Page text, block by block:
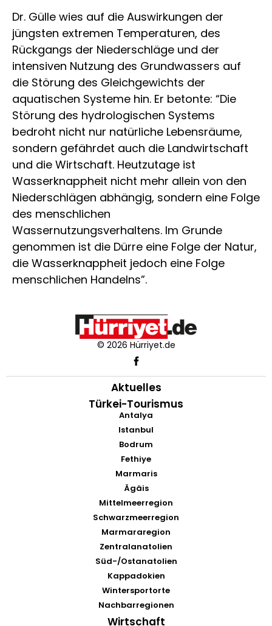
Dr. Gülle wies auf die Auswirkungen der
jüngsten extremen Temperaturen, des
Rückgangs der Niederschläge und der
intensiven Nutzung des Grundwassers auf
die Störung des Gleichgewichts der
aquatischen Systeme hin. Er betonte: “Die
Störung des hydrologischen Systems
bedroht nicht nur natürliche Lebensräume,
sondern gefährdet auch die Landwirtschaft
und die Wirtschaft. Heutzutage ist
Wasserknappheit nicht mehr allein von den
Niederschlägen abhängig, sondern eine Folge
des menschlichen
Wassernutzungsverhaltens. Im Grunde
genommen ist die Dürre eine Folge der Natur,
die Wasserknappheit jedoch eine Folge
menschlichen Handelns”.
© 2026 Hürriyet.de
Aktuelles
Türkei-Tourismus
Antalya
Istanbul
Bodrum
Fethiye
Marmaris
Ägäis
Mittelmeerregion
Schwarzmeerregion
Marmararegion
Zentralanatolien
Süd-/Ostanatolien
Kappadokien
Wintersportorte
Nachbarregionen
Wirtschaft